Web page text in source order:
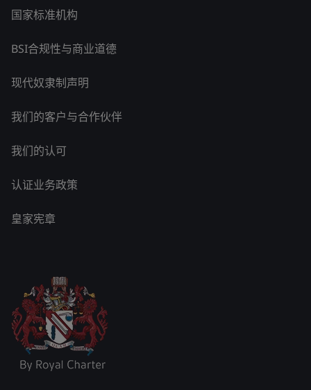
国家标准机构
BSI合规性与商业道德
现代奴隶制声明
我们的客户与合作伙伴
我们的认可
认证业务政策
皇家宪章